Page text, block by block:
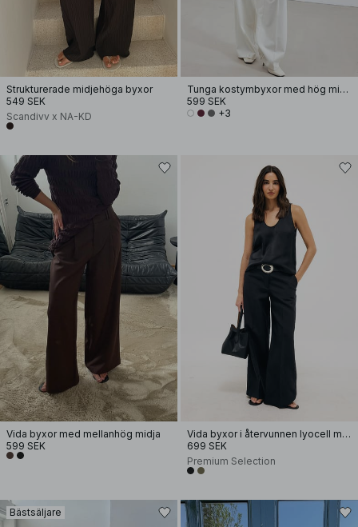
Strukturerade midjehöga byxor
549 SEK
Scandivv x NA-KD
Tunga kostymbyxor med hög midja
599 SEK
+3
Vida byxor med mellanhög midja
599 SEK
Vida byxor i återvunnen lyocell med mellanhög midja
699 SEK
Premium Selection
Bästsäljare